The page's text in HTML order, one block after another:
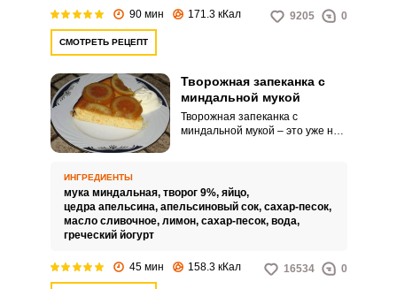
90 мин 171.3 кКал 9205 0
СМОТРЕТЬ РЕЦЕПТ
Творожная запеканка с
миндальной мукой
Творожная запеканка с
миндальной мукой – это уже не
похож на изысканный десерт.
ИНГРЕДИЕНТЫ
мука миндальная, творог 9%, яйцо,
цедра апельсина, апельсиновый сок, сахар-песок,
масло сливочное, лимон, сахар-песок, вода,
греческий йогурт
45 мин 158.3 кКал 16534 0